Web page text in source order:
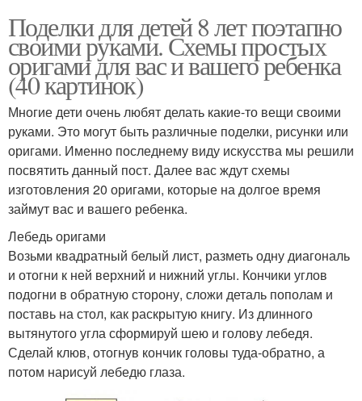
Поделки для детей 8 лет поэтапно
своими руками. Схемы простых
оригами для вас и вашего ребенка
(40 картинок)
Многие дети очень любят делать какие-то вещи своими
руками. Это могут быть различные поделки, рисунки или
оригами. Именно последнему виду искусства мы решили
посвятить данный пост. Далее вас ждут схемы
изготовления 20 оригами, которые на долгое время
займут вас и вашего ребенка.
Лебедь оригами
Возьми квадратный белый лист, разметь одну диагональ
и отогни к ней верхний и нижний углы. Кончики углов
подогни в обратную сторону, сложи деталь пополам и
поставь на стол, как раскрытую книгу. Из длинного
вытянутого угла сформируй шею и голову лебедя.
Сделай клюв, отогнув кончик головы туда-обратно, а
потом нарисуй лебедю глаза.